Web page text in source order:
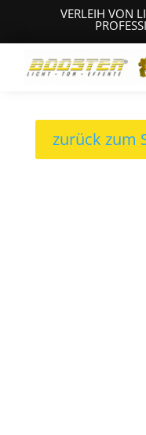
VERLEIH VON
zurück zum